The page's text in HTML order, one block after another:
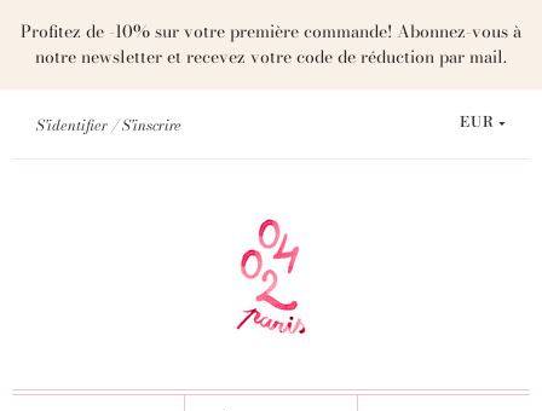
Profitez de -10% sur votre première commande! Abonnez-vous à
notre newsletter et recevez votre code de réduction par mail.
S'identifier S'inscrire EUR